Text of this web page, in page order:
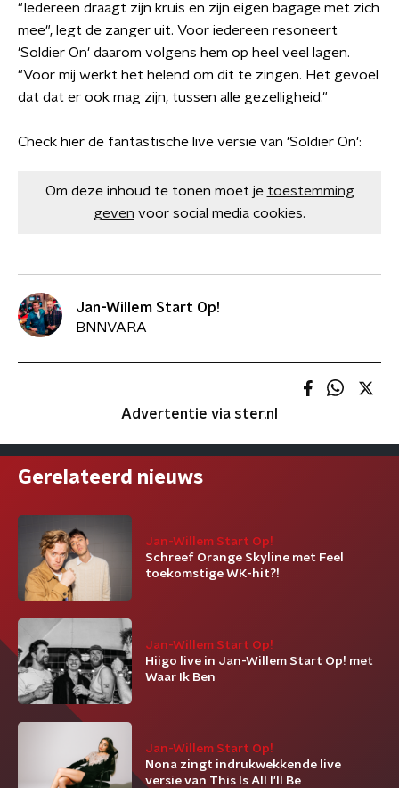
"Iedereen draagt zijn kruis en zijn eigen bagage met zich
mee", legt de zanger uit. Voor iedereen resoneert
'Soldier On' daarom volgens hem op heel veel lagen.
"Voor mij werkt het helend om dit te zingen. Het gevoel
dat dat er ook mag zijn, tussen alle gezelligheid."
Check hier de fantastische live versie van 'Soldier On':
Om deze inhoud te tonen moet je toestemming
geven voor social media cookies.
Jan-Willem Start Op!
BNNVARA
Advertentie via ster.nl
Gerelateerd nieuws
Jan-Willem Start Op!
Schreef Orange Skyline met Feel
toekomstige WK-hit?!
Jan-Willem Start Op!
Hiigo live in Jan-Willem Start Op! met
Waar Ik Ben
Jan-Willem Start Op!
Nona zingt indrukwekkende live
versie van This Is All I'll Be